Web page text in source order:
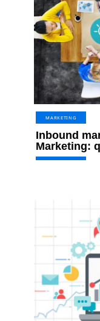
MARKETING
Inbound
Marketing: